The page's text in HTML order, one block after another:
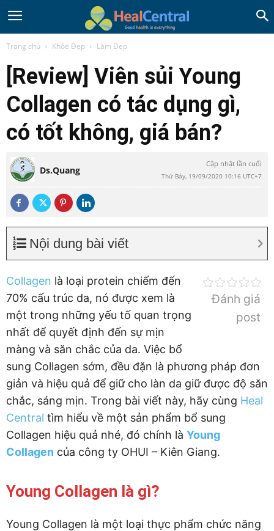
Trang chủ Khỏe Đẹp Làm Đẹp
[Review] Viên sủi Young
Collagen có tác dụng gì,
có tốt không, giá bán?
Ds.Quang
Cập nhật lần cuối
Thứ Bảy, 19/09/2020 10:16 UTC+7
Nội dung bài viết
Đánh giá
post
Collagen là loại protein chiếm đến
70% cấu trúc da, nó được xem là
một trong những yếu tố quan trọng
nhất để quyết định đến sự mịn
màng và săn chắc của da. Việc bổ
sung Collagen sớm, đều đặn là phương pháp đơn
giản và hiệu quả để giữ cho làn da giữ được độ săn
chắc, sáng mịn. Trong bài viết này, hãy cùng Heal
Central tìm hiểu về một sản phẩm bổ sung
Collagen hiệu quả nhé, đó chính là Young
Collagen của công ty OHUI – Kiên Giang.
Young Collagen là gì?
Young Collagen là một loại thực phẩm chức năng